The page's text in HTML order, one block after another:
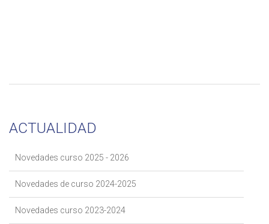
ACTUALIDAD
Novedades curso 2025 - 2026
Novedades de curso 2024-2025
Novedades curso 2023-2024